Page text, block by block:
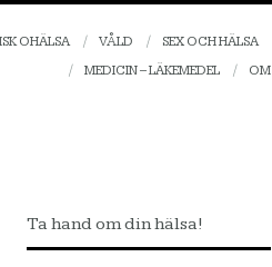
OHÄLSA VÅLD
SEX OCH HÄLSA
MEDICIN – LÄKEMEDEL
OM
Ta hand om din hälsa!